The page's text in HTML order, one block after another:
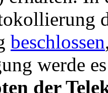
beschlossen
werde
der